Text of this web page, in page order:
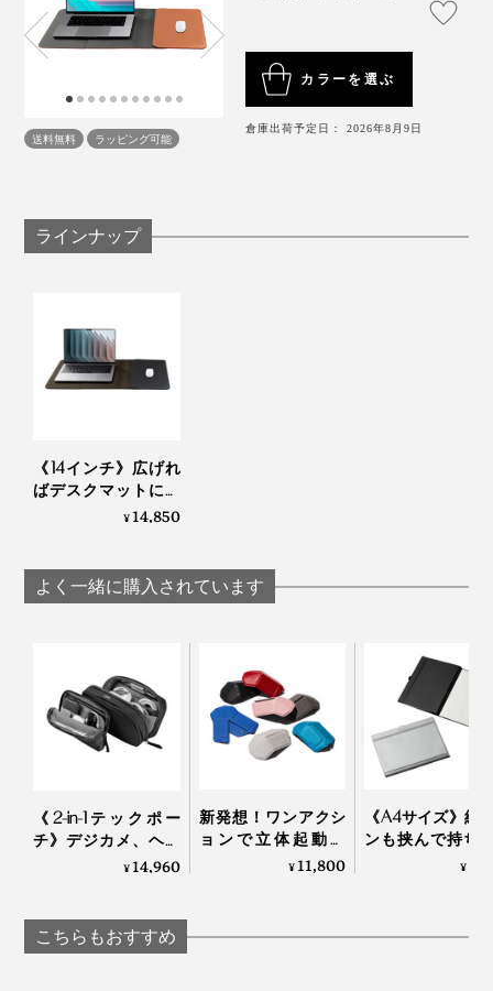
だから、プロジェクトの進行や、クライアントとの契約
もスムーズに。
『Orbitkey Laptop Sleeve』は、ビジネスのアイデアと
成功を導いてくれる、“価値創造ステーション”です。
『Orbitkey Laptop Sleeve』を手に、新しい仕事へ！
トとしても考え抜かれた『Orbitkey Laptop Sleeve』。
写真は、Orbitkey Laptop Sleeve16インチ・ブラック
ンPUレザー製。裏地には、PETリサイクル素材を使
用。
じみのレックスに見せたそう。
すると、レックスは、鍵がポケットやバッグの中でスマ
だ『Orbitkey』が生まれました。
ジャラジャラしている鍵束も、スッキリ収まる『Orbitkey』（写真右）
シリーズ最新作の『Orbitkey Laptop Sleeve』は、スマ
人だからこそ、生まれた逸品でしょう。
送料無料 ラッピング可能
カラーを選ぶ
倉庫出荷予定日： 2026年8月9日
ラインナップ
《14インチ》広げれ
ばデスクマットにな
る「ノートパソコン
¥14,850
よく一緒に購入されています
《2-in-1テックポー
チ》デジカメ、ヘッ
ドホン、電源アダプ
具がたっぷり入る
「ビジネスポーチ
¥14,960
新発想！ワンアクシ
ョンで立体起動、
38gの折り紙構造で
¥11,800
《A4サイズ》紙
ンも挟んで持ち
るから、どこで
¥
こちらもおすすめ